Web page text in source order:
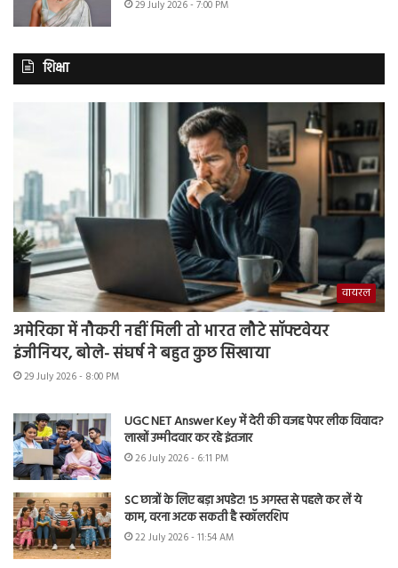
29 July 2026 - 7:00 PM
शिक्षा
वायरल
अमेरिका में नौकरी नहीं मिली तो भारत लौटे सॉफ्टवेयर
इंजीनियर, बोले- संघर्ष ने बहुत कुछ सिखाया
29 July 2026 - 8:00 PM
UGC NET Answer Key में देरी की वजह पेपर लीक विवाद?
लाखों उम्मीदवार कर रहे इंतजार
26 July 2026 - 6:11 PM
SC छात्रों के लिए बड़ा अपडेट! 15 अगस्त से पहले कर लें ये
काम, वरना अटक सकती है स्कॉलरशिप
22 July 2026 - 11:54 AM